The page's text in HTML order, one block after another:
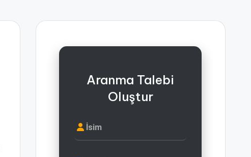
Aranma Talebi
Oluştur
İsim